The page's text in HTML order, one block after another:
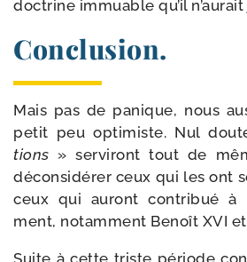
doc­trine immuable qu’il
Conclusion.
Mais pas de panique, nous
petit peu opti­miste. Nul
tions » ser­vi­ront tout de
décon­si­dé­rer ceux qui les ont
ceux qui auront contri­bué à
ment, notam­ment Benoît XVI et
Suite à cette triste période